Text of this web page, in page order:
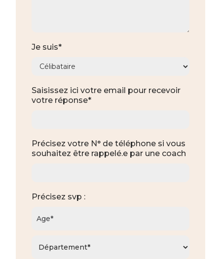
Je suis*
Saisissez ici votre email pour recevoir
votre réponse*
Précisez votre N° de téléphone si vous
souhaitez être rappelé.e par une coach
Précisez svp :